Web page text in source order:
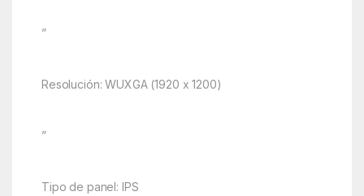
”
Resolución: WUXGA (1920 x 1200)
”
Tipo de panel: IPS